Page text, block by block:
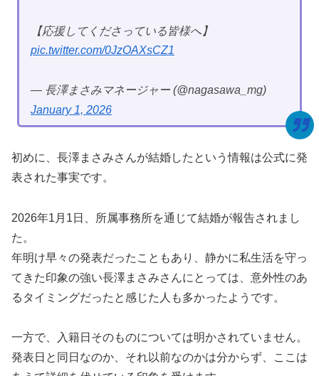
【応援してくださっている皆様へ】
pic.twitter.com/0JzOAXsCZ1
— 長澤まさみマネージャー (@nagasawa_mg)
January 1, 2026
初めに、長澤まさみさんが結婚したという情報は公式に発
表された事実です。
2026年1月1日、所属事務所を通じて結婚が報告されまし
た。
年明け早々の発表だったこともあり、静かに私生活を守っ
てきた印象の強い長澤まさみさんにとっては、意外性のあ
るタイミングだったと感じた人も多かったようです。
一方で、入籍日そのものについては明かされていません。
発表日と同日なのか、それ以前なのかは分からず、ここは